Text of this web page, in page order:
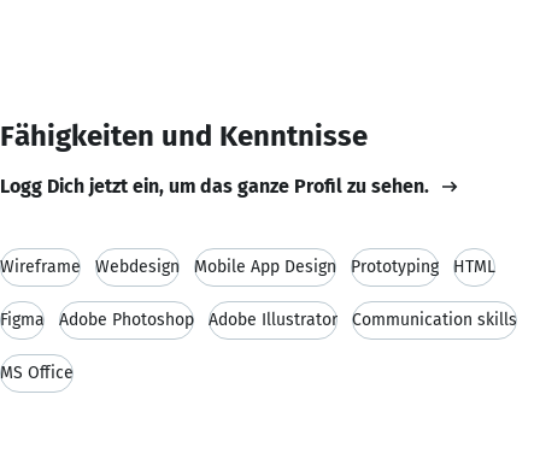
Fähigkeiten und Kenntnisse
Logg Dich jetzt ein, um das ganze Profil zu sehen.
Wireframe Webdesign Mobile App Design Prototyping HTML
Figma Adobe Photoshop Adobe Illustrator Communication skills
MS Office